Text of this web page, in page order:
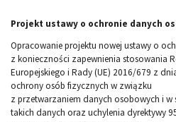
Projekt ustawy o ochronie danych
Opracowanie projektu nowej ustawy o
z konieczności zapewnienia stosowania
Europejskiego i Rady (UE) 2016/679 z
ochrony osób fizycznych w związku
z przetwarzaniem danych osobowych i w
takich danych oraz uchylenia dyrektywy